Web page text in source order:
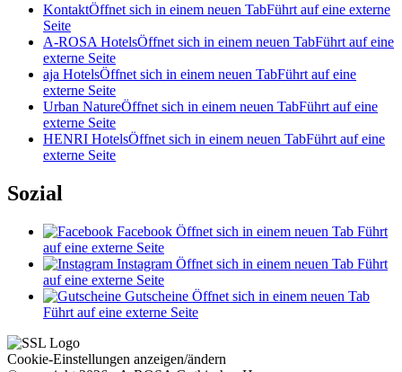
KontaktÖffnet sich in einem neuen TabFührt auf eine externe
Seite
A-ROSA HotelsÖffnet sich in einem neuen TabFührt auf eine
externe Seite
aja HotelsÖffnet sich in einem neuen TabFührt auf eine
externe Seite
Urban NatureÖffnet sich in einem neuen TabFührt auf eine
externe Seite
HENRI HotelsÖffnet sich in einem neuen TabFührt auf eine
externe Seite
Sozial
Facebook Öffnet sich in einem neuen Tab Führt
auf eine externe Seite
Instagram Öffnet sich in einem neuen Tab Führt
auf eine externe Seite
Gutscheine Öffnet sich in einem neuen Tab
Führt auf eine externe Seite
Cookie-Einstellungen anzeigen/ändern